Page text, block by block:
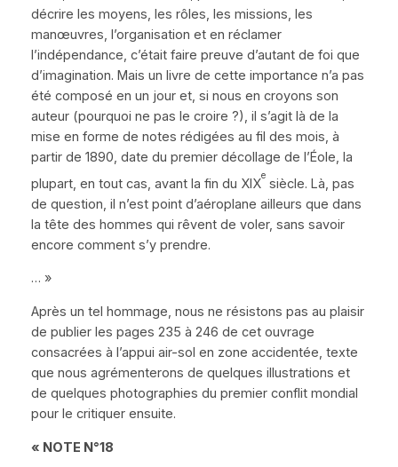
décrire les moyens, les rôles, les missions, les
manœuvres, l’organisation et en réclamer
l’indépendance, c’était faire preuve d’autant de foi que
d’imagination. Mais un livre de cette importance n’a pas
été composé en un jour et, si nous en croyons son
auteur (pourquoi ne pas le croire ?), il s’agit là de la
mise en forme de notes rédigées au fil des mois, à
partir de 1890, date du premier décollage de l’Éole, la
plupart, en tout cas, avant la fin du XIX
e
siècle. Là, pas
de question, il n’est point d’aéroplane ailleurs que dans
la tête des hommes qui rêvent de voler, sans savoir
encore comment s’y prendre.
… »
Après un tel hommage, nous ne résistons pas au plaisir
de publier les pages 235 à 246 de cet ouvrage
consacrées à l’appui air-sol en zone accidentée, texte
que nous agrémenterons de quelques illustrations et
de quelques photographies du premier conflit mondial
pour le critiquer ensuite.
« NOTE N°18